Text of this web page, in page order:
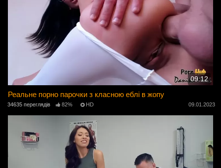
09:12
Реальне порно парочки з класною еблі в жопу
34635 переглядів 82% HD 09.01.2023